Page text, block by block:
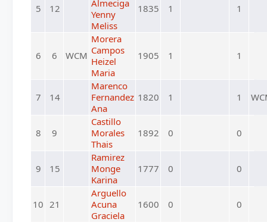
5 12
Almeciga
Yenny
Meliss
1835 1 1
6 6 WCM
Morera
Campos
Heizel
Maria
1905 1 1
7 14
Marenco
Fernandez
Ana
1820 1 1
8 9
Castillo
Morales
Thais
1892 0 0
9 15
Ramirez
Monge
Karina
1777 0 0
10 21
Arguello
Acuna
Graciela
1600 0 0